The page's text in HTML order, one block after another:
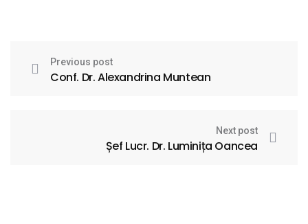
Previous post
Conf. Dr. Alexandrina Muntean
Next post
Șef Lucr. Dr. Luminița Oancea